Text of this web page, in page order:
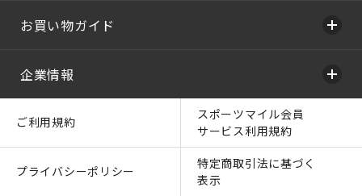
お買い物ガイド
企業情報
ご利用規約
スポーツマイル会員
サービス利用規約
プライバシーポリシー
特定商取引法に基づく
表示